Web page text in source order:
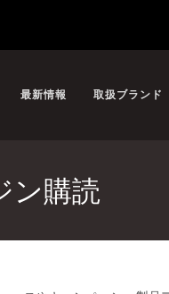
最新情報 取扱ブランド
ン購読